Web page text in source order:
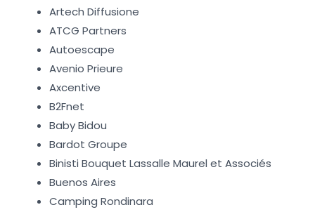
Artech Diffusione
ATCG Partners
Autoescape
Avenio Prieure
Axcentive
B2Fnet
Baby Bidou
Bardot Groupe
Binisti Bouquet Lassalle Maurel et Associés
Buenos Aires
Camping Rondinara